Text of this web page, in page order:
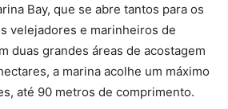
Bay, que se abre tantos para os
velejadores e marinheiros de
duas grandes áreas de acostagem
a marina acolhe um máximo
até 90 metros de comprimento.